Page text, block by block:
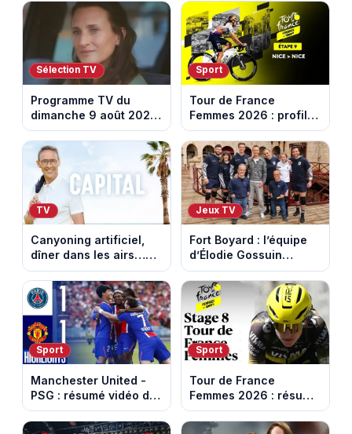
Sélection TV
Programme TV du
dimanche 9 août 2026
: notre sélection pour
votre soirée télé
Sport
Tour de France
Femmes 2026 : profil
et horaires de la
dernière étape à Nice
TV
Canyoning artificiel,
dîner dans les airs…
les loisirs les plus fous
passés au crible dans
Capital
Jeux TV
Fort Boyard : l’équipe
d’Élodie Gossuin
termine avec une belle
somme pour l'Unicef et
le Refuge
Sport
Manchester United -
PSG : résumé vidéo du
match amical du 8 août
2026
Sport
Tour de France
Femmes 2026 : résumé
vidéo de la 9e étape
entre Sisteron et Nice